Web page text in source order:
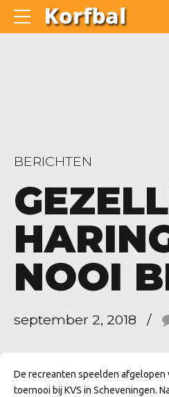
BERICHTEN
NOOI
september 2, 2018
De recreanten speelden afgelopen
toernooi bij KVS in Scheveningen.